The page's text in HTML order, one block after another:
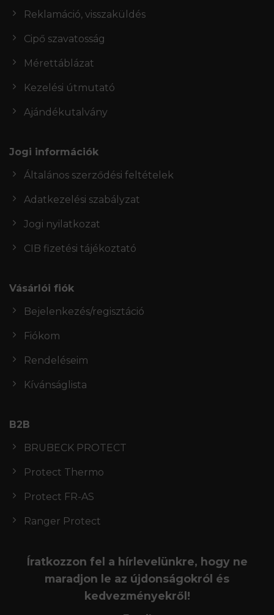
Reklamáció, visszaküldés
Cipő szavatosság
Mérettáblázat
Kezelési útmutató
Ajándékutalvány
Jogi információk
Általános szerződési feltételek
Adatkezelési szabályzat
Jogi nyilatkozat
CIB fizetési tájékoztató
Vásárlói fiók
Bejelenkezés/regisztáció
Fiókom
Rendeléseim
Kívánságlista
B2B
BRUBECK PROTECT
Protect Thermo
Protect FR-AS
Ranger Protect
Íratkozzon fel a hírlevelünkre, hogy ne
maradjon le az újdonságokról és
kedvezményekről!